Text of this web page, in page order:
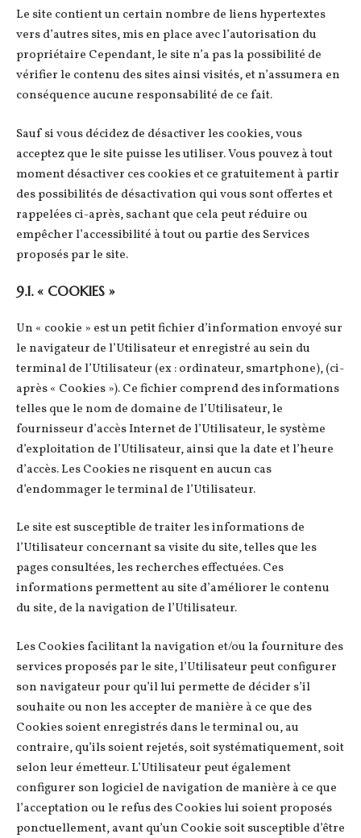
Le site contient un certain nombre de liens hypertextes
vers d’autres sites, mis en place avec l’autorisation du
propriétaire Cependant, le site n’a pas la possibilité de
vérifier le contenu des sites ainsi visités, et n’assumera en
conséquence aucune responsabilité de ce fait.
Sauf si vous décidez de désactiver les cookies, vous
acceptez que le site puisse les utiliser. Vous pouvez à tout
moment désactiver ces cookies et ce gratuitement à partir
des possibilités de désactivation qui vous sont offertes et
rappelées ci-après, sachant que cela peut réduire ou
empêcher l’accessibilité à tout ou partie des Services
proposés par le site.
9.1. « COOKIES »
Un « cookie » est un petit fichier d’information envoyé sur
le navigateur de l’Utilisateur et enregistré au sein du
terminal de l’Utilisateur (ex : ordinateur, smartphone), (ci-
après « Cookies »). Ce fichier comprend des informations
telles que le nom de domaine de l’Utilisateur, le
fournisseur d’accès Internet de l’Utilisateur, le système
d’exploitation de l’Utilisateur, ainsi que la date et l’heure
d’accès. Les Cookies ne risquent en aucun cas
d’endommager le terminal de l’Utilisateur.
Le site est susceptible de traiter les informations de
l’Utilisateur concernant sa visite du site, telles que les
pages consultées, les recherches effectuées. Ces
informations permettent au site d’améliorer le contenu
du site, de la navigation de l’Utilisateur.
Les Cookies facilitant la navigation et/ou la fourniture des
services proposés par le site, l’Utilisateur peut configurer
son navigateur pour qu’il lui permette de décider s’il
souhaite ou non les accepter de manière à ce que des
Cookies soient enregistrés dans le terminal ou, au
contraire, qu’ils soient rejetés, soit systématiquement, soit
selon leur émetteur. L’Utilisateur peut également
configurer son logiciel de navigation de manière à ce que
l’acceptation ou le refus des Cookies lui soient proposés
ponctuellement, avant qu’un Cookie soit susceptible d’être